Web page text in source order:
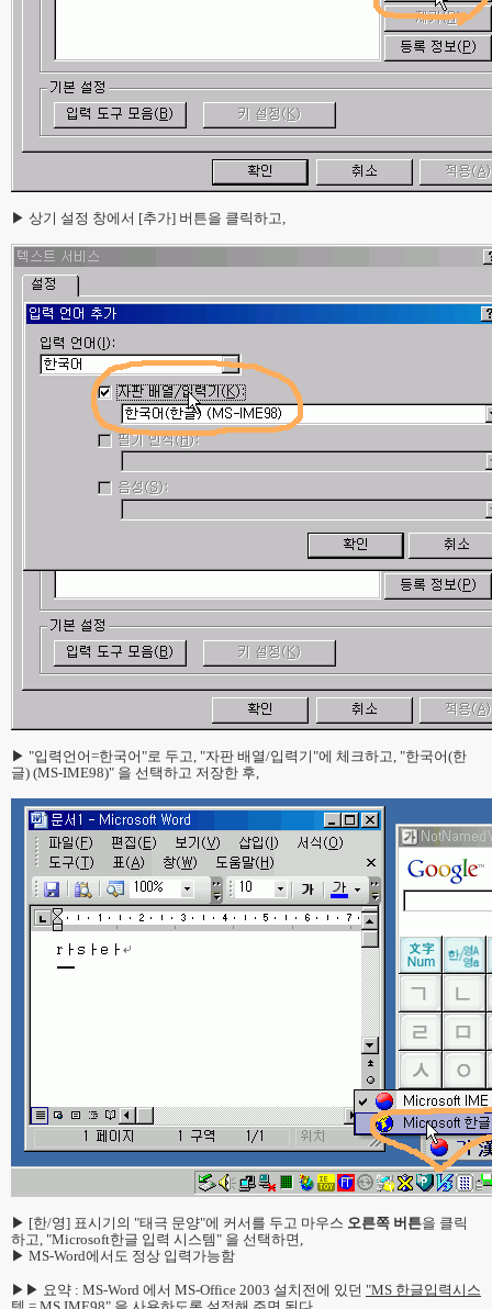
▶ 상기 설정 창에서 [추가] 버튼을 클릭하고,
▶ "입력언어=한국어"로 두고, "자판 배열/입력기"에 체크하고, "한국어(한
글) (MS-IME98)" 을 선택하고 저장한 후,
▶ [한/영] 표시기의 "태극 문양"에 커서를 두고 마우스 오른쪽 버튼을 클릭
하고, "Microsoft한글 입력 시스템" 을 선택하면,
▶ MS-Word에서도 정상 입력가능함
▶▶ 요약 : MS-Word 에서 MS-Office 2003 설치전에 있던 "MS 한글입력시스